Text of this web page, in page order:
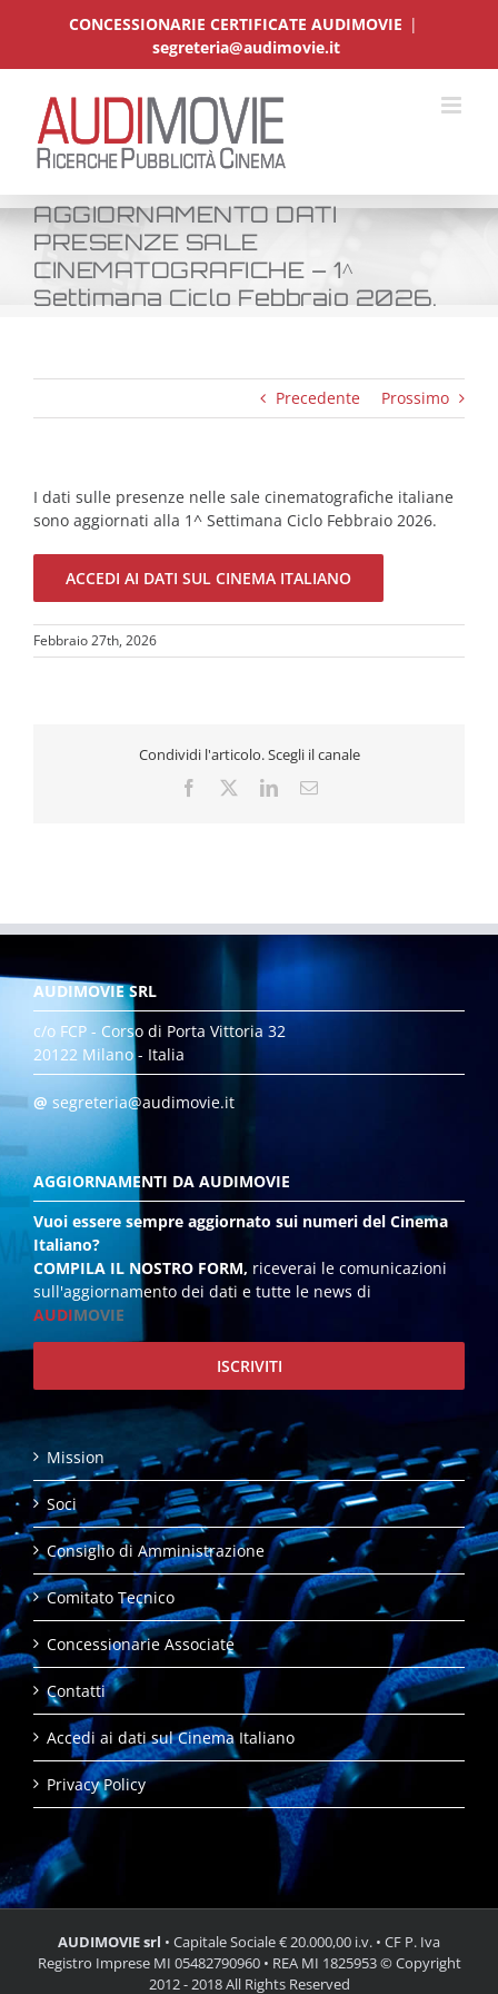
CONCESSIONARIE CERTIFICATE AUDIMOVIE |
segreteria@audimovie.it
AGGIORNAMENTO DATI
PRESENZE SALE
CINEMATOGRAFICHE – 1^
Settimana Ciclo Febbraio 2026.
Precedente Prossimo
I dati sulle presenze nelle sale cinematografiche italiane
sono aggiornati alla 1^ Settimana Ciclo Febbraio 2026.
ACCEDI AI DATI SUL CINEMA ITALIANO
Febbraio 27th, 2026
Condividi l'articolo. Scegli il canale
Facebook LinkedInEmail
AUDIMOVIE SRL
c/o FCP - Corso di Porta Vittoria 32
20122 Milano - Italia
@ segreteria@audimovie.it
AGGIORNAMENTI DA AUDIMOVIE
Vuoi essere sempre aggiornato sui numeri del Cinema
Italiano?
COMPILA IL NOSTRO FORM, riceverai le comunicazioni
sull'aggiornamento dei dati e tutte le news di
AUDIMOVIE
ISCRIVITI
Mission
Soci
Consiglio di Amministrazione
Comitato Tecnico
Concessionarie Associate
Contatti
Accedi ai dati sul Cinema Italiano
Privacy Policy
AUDIMOVIE srl • Capitale Sociale € 20.000,00 i.v. • CF P. Iva
Registro Imprese MI 05482790960 • REA MI 1825953 © Copyright
2012 - 2018 All Rights Reserved